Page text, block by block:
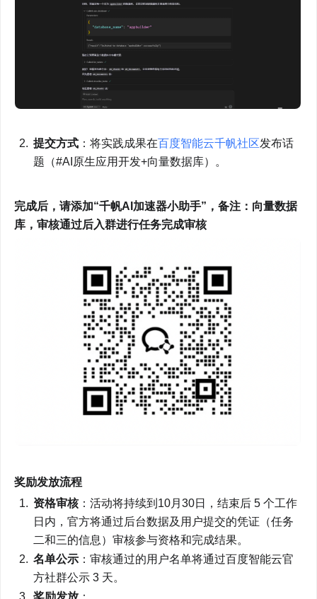
提交方式 ：将实践成果在百度智能云千帆社区发布话
题（#AI原生应用开发+向量数据库）。
完成后，请添加“千帆AI加速器小助手”，备注：向量数据
库，审核通过后入群进行任务完成审核
奖励发放流程
资格审核：活动将持续到10月30日，结束后 5 个工作
日内，官方将通过后台数据及用户提交的凭证（任务
二和三的信息）审核参与资格和完成结果。
名单公示 ：审核通过的用户名单将通过百度智能云官
方社群公示 3 天。
奖励发放 ：